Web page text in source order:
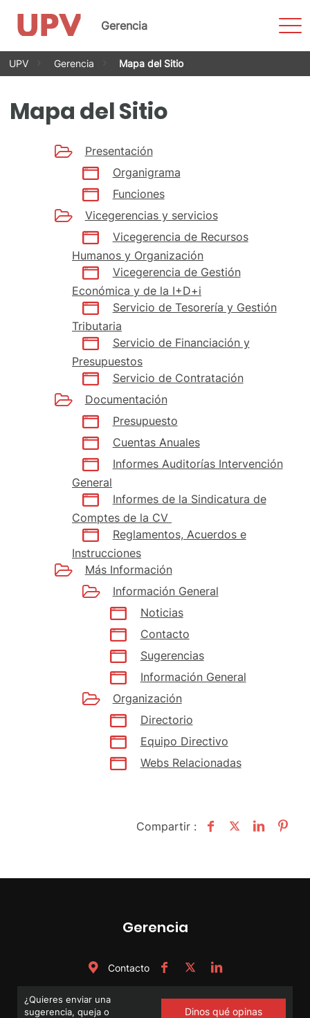
Saltar
Gerencia
UPV Gerencia Mapa del Sitio
Mapa del Sitio
Presentación
Organigrama
Funciones
Vicegerencias y servicios
Vicegerencia de Recursos
Humanos y Organización
Vicegerencia de Gestión
Económica y de la I+D+i
Servicio de Tesorería y Gestión
Tributaria
Servicio de Financiación y
Presupuestos
Servicio de Contratación
Documentación
Presupuesto
Cuentas Anuales
Informes Auditorías Intervención
General
Informes de la Sindicatura de
Comptes de la CV
Reglamentos, Acuerdos e
Instrucciones
Más Información
Información General
Noticias
Contacto
Sugerencias
Información General
Organización
Directorio
Equipo Directivo
Webs Relacionadas
Compartir :
Gerencia
Contacto
¿Quieres enviar una
sugerencia, queja o
Dinos qué opinas